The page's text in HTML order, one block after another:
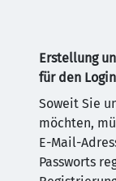
Erstellung
für den
Soweit Sie
möchten,
E-Mail-
Passworts